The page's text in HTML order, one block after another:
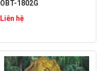
OBT-1802G
Liên hệ